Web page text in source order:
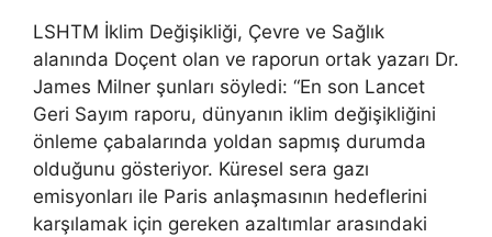
LSHTM İklim Değişikliği, Çevre ve Sağlık
alanında Doçent olan ve raporun ortak yazarı Dr.
James Milner şunları söyledi: “En son Lancet
Geri Sayım raporu, dünyanın iklim değişikliğini
önleme çabalarında yoldan sapmış durumda
olduğunu gösteriyor. Küresel sera gazı
emisyonları ile Paris anlaşmasının hedeflerini
karşılamak için gereken azaltımlar arasındaki